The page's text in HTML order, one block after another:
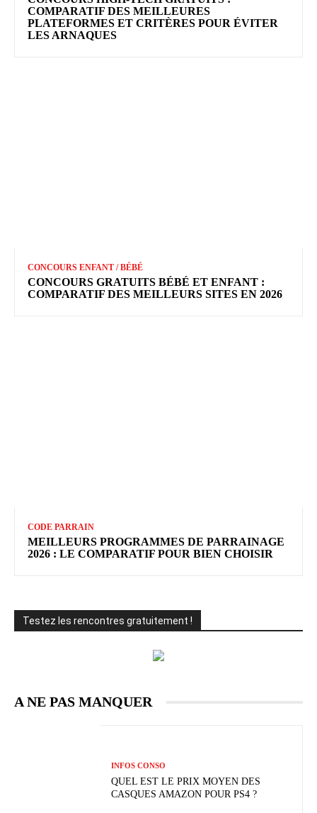
COMPARATIF DES MEILLEURES
PLATEFORMES ET CRITÈRES POUR ÉVITER
LES ARNAQUES
CONCOURS ENFANT / BÉBÉ
CONCOURS GRATUITS BÉBÉ ET ENFANT :
COMPARATIF DES MEILLEURS SITES EN 2026
CODE PARRAIN
MEILLEURS PROGRAMMES DE PARRAINAGE
2026 : LE COMPARATIF POUR BIEN CHOISIR
Testez les rencontres gratuitement !
A NE PAS MANQUER
INFOS CONSO
QUEL EST LE PRIX MOYEN DES
CASQUES AMAZON POUR PS4 ?